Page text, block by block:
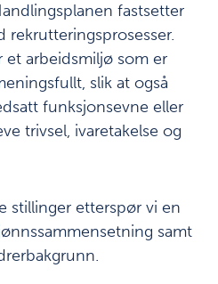
fastsetter
et arbeidsmiljø som er
slik at også
funksjonsevne eller
trivsel, ivaretakelse og
stillinger etterspør vi en
samt